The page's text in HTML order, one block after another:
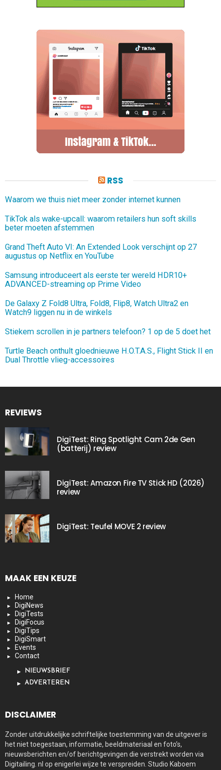
RSS
Waarom we thuis niet meer zonder internet kunnen
TikTok als wake-upcall: waarom retailers hun soft skills
beter moeten afstemmen
Grand Theft Auto VI: An Extended Look verschijnt op 27
augustus op Netflix en YouTube
Samsung introduceert als eerste ter wereld HDR10+
ADVANCED-streaming op Prime Video
De Galaxy Z Fold8 Ultra, Fold8, Flip8, Watch Ultra2 en
Watch9 liggen nu in de winkels
Stiekem scrollen in je partners telefoon? 1 op de 5 doet het
Turtle Beach onthult gloednieuwe H.O.T.A.S., Flight Stick II en
Dual Throttle vlieg-accessoires
REVIEWS
DigiTest: Ring Spotlight Cam 2de Gen
(batterij) review
DigiTest: Amazon Fire TV Stick HD (2026)
review
DigiTest: Teufel MOVE 2 review
MAAK EEN KEUZE
Home
DigiNews
DigiTests
DigiFocus
DigiTips
DigiSmart
Events
Contact
NIEUWSBRIEF
ADVERTEREN
DISCLAIMER
Zonder uitdrukkelijke schriftelijke toestemming van de uitgever is
het niet toegestaan, informatie, beeldmateriaal en foto’s,
nieuwsberichten en/of berichtgevingen die verstrekt worden via
Digitailing. nl op enigerlei wijze te verspreiden. Studio Kaboem